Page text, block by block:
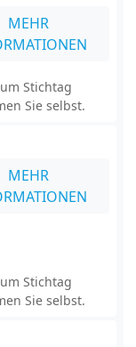
MEHR
Stichtag
Sie selbst.
MEHR
Stichtag
Sie selbst.